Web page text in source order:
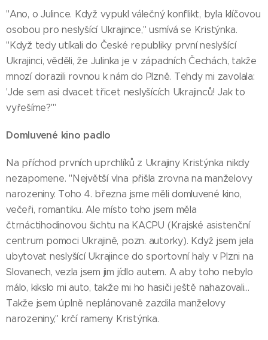
"Ano, o Julince. Když vypukl válečný konflikt, byla klíčovou
osobou pro neslyšící Ukrajince," usmívá se Kristýnka.
"Když tedy utíkali do České republiky první neslyšící
Ukrajinci, věděli, že Julinka je v západních Čechách, takže
mnozí dorazili rovnou k nám do Plzně. Tehdy mi zavolala:
'Jde sem asi dvacet třicet neslyšících Ukrajinců! Jak to
vyřešíme?'"
Domluvené kino padlo
Na příchod prvních uprchlíků z Ukrajiny Kristýnka nikdy
nezapomene. "Největší vlna přišla zrovna na manželovy
narozeniny. Toho 4. března jsme měli domluvené kino,
večeři, romantiku. Ale místo toho jsem měla
čtrnáctihodinovou šichtu na KACPU (Krajské asistenční
centrum pomoci Ukrajině, pozn. autorky). Když jsem jela
ubytovat neslyšící Ukrajince do sportovní haly v Plzni na
Slovanech, vezla jsem jim jídlo autem. A aby toho nebylo
málo, kikslo mi auto, takže mi ho hasiči ještě nahazovali…
Takže jsem úplně neplánovaně zazdila manželovy
narozeniny," krčí rameny Kristýnka.